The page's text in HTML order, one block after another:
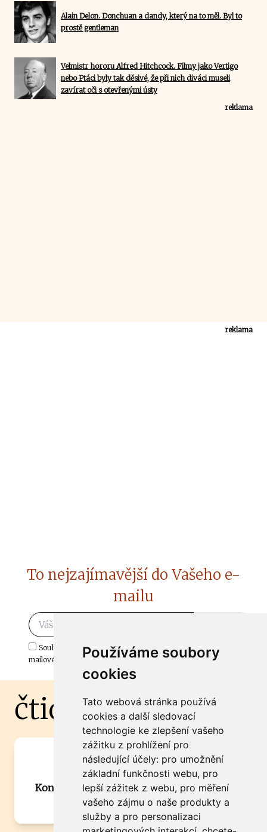
Používáme soubory
cookies
Tato webová stránka používá
cookies a další sledovací
technologie ke zlepšení vašeho
zážitku z prohlížení pro
následující účely: pro umožnění
základní funkčnosti webu, pro
lepší zážitek z webu, pro měření
vašeho zájmu o naše produkty a
služby a pro personalizaci
Alain Delon. Donchuan a dandy, který na to měl. Byl to
prostě gentleman
Velmistr hororu Alfred Hitchcock. Filmy jako Vertigo
nebo Ptáci byly tak děsivé, že při nich diváci museli
zavírat oči s otevřenými ústy
reklama
reklama
To nejzajímavější do Vašeho e-
mailu
Souhlasím s odběrem důležitých zpráv ze ČtiDoma.cz do mé e-
mailové schránky.
čtidoma.cz
Máte zajímavou informaci? Chcete
spolupracovat?
Kontaktujte šéfredaktora Martina Chalupu:
chalupa@ctidoma.cz